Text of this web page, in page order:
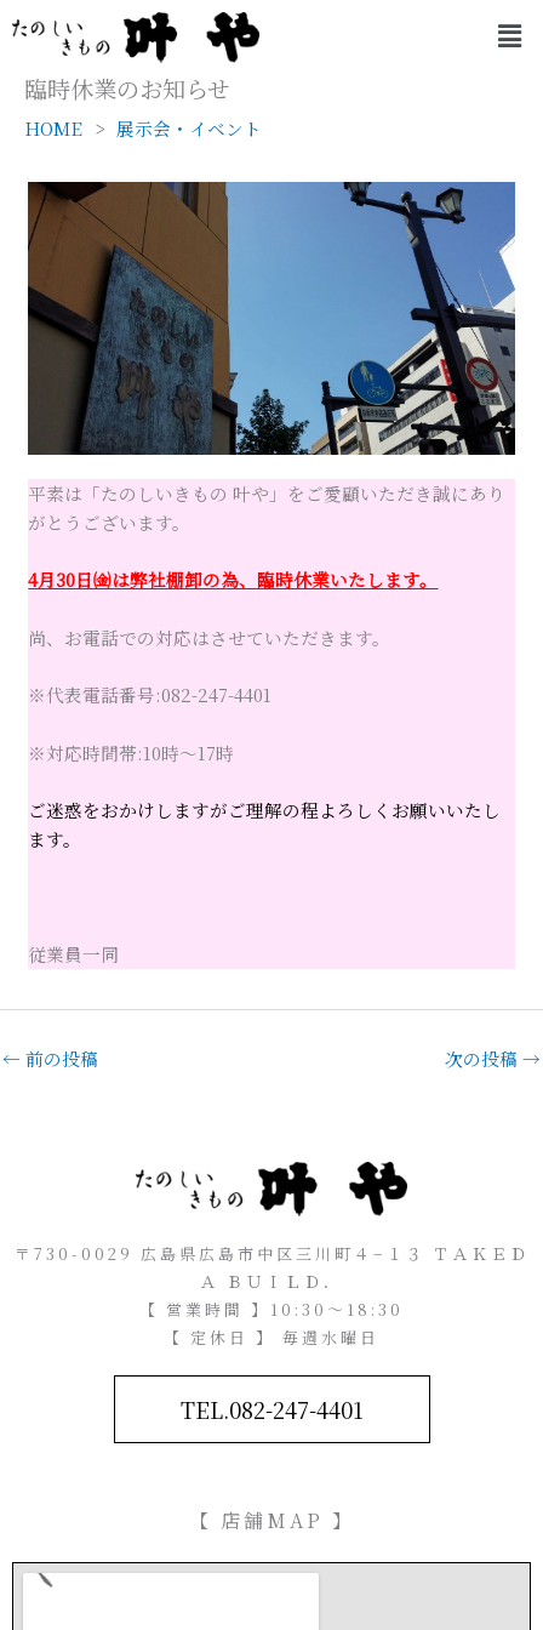
容
メ
ニ
臨時休業のお知らせ
HOME 展示会・イベント
平素は「たのしいきもの 叶や」をご愛顧いただき誠にあり
がとうございます。
4月30日㈮は弊社棚卸の為、臨時休業いたします。
尚、お電話での対応はさせていただきます。
※代表電話番号:082-247-4401
※対応時間帯:10時～17時
ご迷惑をおかけしますがご理解の程よろしくお願いいたし
ます。
従業員一同
← 前の投稿 次の投稿 →
〒730-0029 広島県広島市中区三川町４−１３ ＴＡＫＥＤ
Ａ ＢＵＩＬＤ．
【 営業時間 】10:30～18:30
【 定休日 】 毎週水曜日
TEL.082-247-4401
【 店舗MAP 】